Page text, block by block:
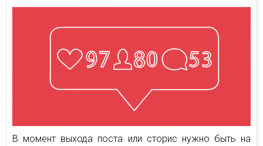
В момент выхода поста или сторис нужно быть на